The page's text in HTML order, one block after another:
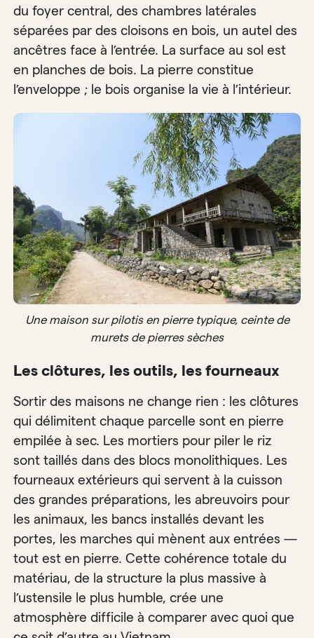
du foyer central, des chambres latérales
séparées par des cloisons en bois, un autel des
ancêtres face à l’entrée. La surface au sol est
en planches de bois. La pierre constitue
l’enveloppe ; le bois organise la vie à l’intérieur.
Une maison sur pilotis en pierre typique, ceinte de
murets de pierres sèches
Les clôtures, les outils, les fourneaux
Sortir des maisons ne change rien : les clôtures
qui délimitent chaque parcelle sont en pierre
empilée à sec. Les mortiers pour piler le riz
sont taillés dans des blocs monolithiques. Les
fourneaux extérieurs qui servent à la cuisson
des grandes préparations, les abreuvoirs pour
les animaux, les bancs installés devant les
portes, les marches qui mènent aux entrées —
tout est en pierre. Cette cohérence totale du
matériau, de la structure la plus massive à
l’ustensile le plus humble, crée une
atmosphère difficile à comparer avec quoi que